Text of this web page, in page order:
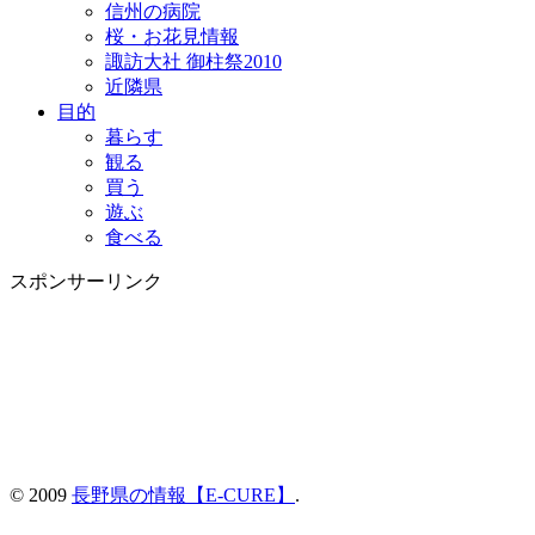
信州の病院
桜・お花見情報
諏訪大社 御柱祭2010
近隣県
目的
暮らす
観る
買う
遊ぶ
食べる
スポンサーリンク
© 2009 長野県の情報【E-CURE】 .